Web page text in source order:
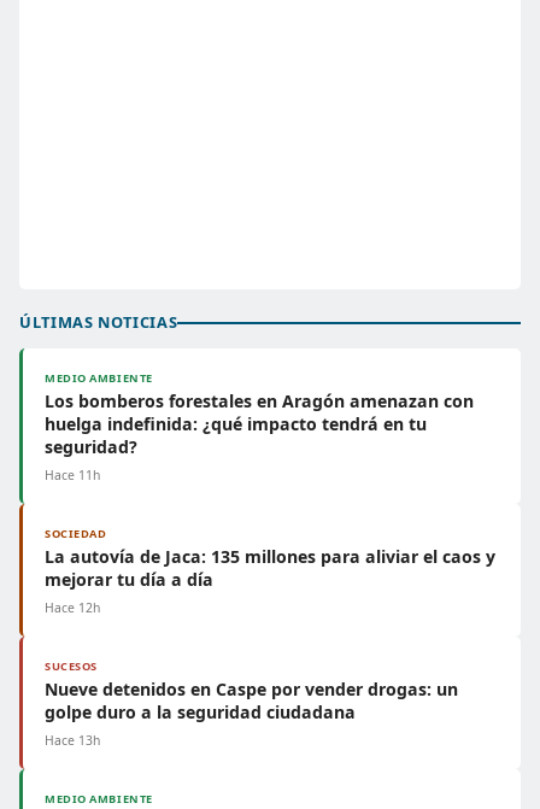
ÚLTIMAS NOTICIAS
MEDIO AMBIENTE
Los bomberos forestales en Aragón amenazan con
huelga indefinida: ¿qué impacto tendrá en tu
seguridad?
Hace 11h
SOCIEDAD
La autovía de Jaca: 135 millones para aliviar el caos y
mejorar tu día a día
Hace 12h
SUCESOS
Nueve detenidos en Caspe por vender drogas: un
golpe duro a la seguridad ciudadana
Hace 13h
MEDIO AMBIENTE